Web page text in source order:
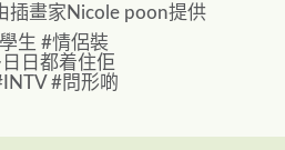
畫家Nicole poon提供
生 #情侶裝
日都着住佢
#問形啲